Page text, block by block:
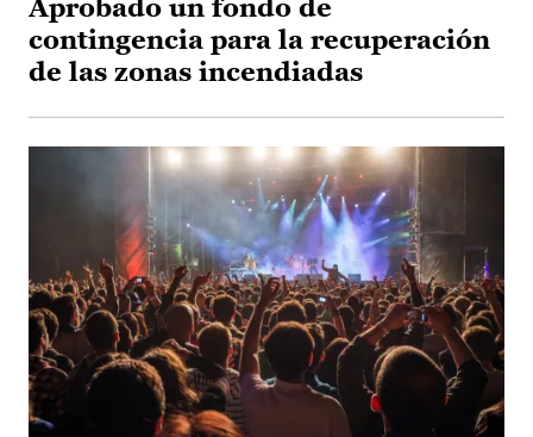
Aprobado un fondo de
contingencia para la recuperación
de las zonas incendiadas